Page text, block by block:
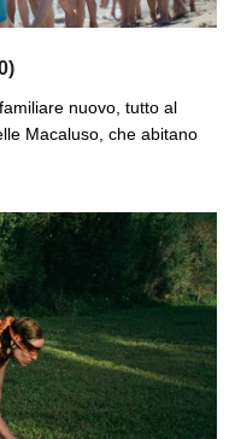
nuovo, tutto al
Macaluso, che abitano